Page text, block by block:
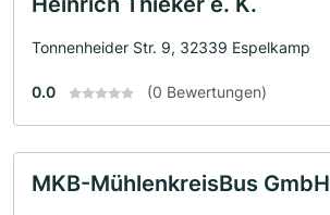
Tonnenheider Str. 9, 32339 Espelkamp
0.0 (0 Bewertungen)
MKB-MühlenkreisBus GmbH